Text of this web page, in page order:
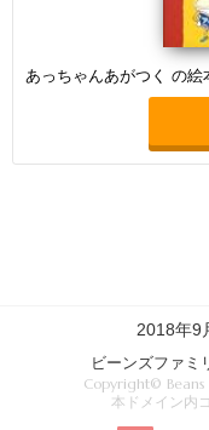
あっちゃんあがつく の絵
2018年9
ビーンズファ
Copyright© Beans
本ドメイン内